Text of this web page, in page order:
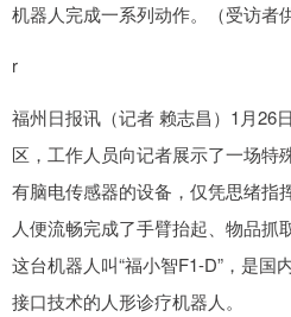
机器人完成一系列动作。（受访者
r
福州日报讯（记者 赖志昌）1月26
区，工作人员向记者展示了一场
有脑电传感器的设备，仅凭思绪指
人便流畅完成了手臂抬起、物品抓
这台机器人叫“福小智F1-D”，是国
接口技术的人形诊疗机器人。